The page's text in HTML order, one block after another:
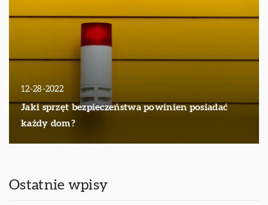
12-28-2022
Jaki sprzęt bezpieczeństwa powinien posiadać
każdy dom?
Ostatnie wpisy